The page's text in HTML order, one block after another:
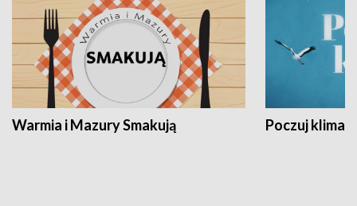
Warmia i Mazury Smakują Poczuj klimat